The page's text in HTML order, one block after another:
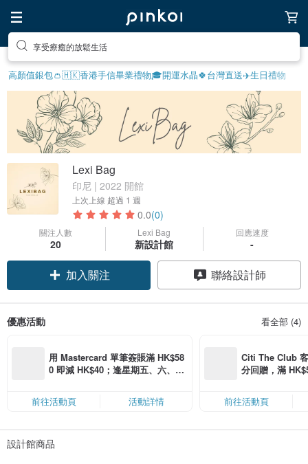
享受療癒的放鬆生活
高顏值銀包👛🇭🇰香港手信畢業禮物🎓開運水晶🍀台灣直送✈️生日禮物
Lexi Bag
印尼 | 2022 開館
上次上線 超過 1 週
0.0(0)
關注人數
20
Lexi Bag
新設計館
回應速度
-
加入關注 聯絡設計師
優惠活動 看全部 (4)
用 Mastercard 單筆簽賬滿 HK$58
0 即減 HK$40；逢星期五、六、日
限，額滿即止，僅限「常用信用
卡」結帳）
前往活動頁 活動詳情
Citi The Club
分回贈，滿
前往活動頁
設計館商品